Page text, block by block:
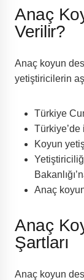
Anaç
Verilir?
Anaç koyun
yetiştiricilerin
Türkiye
Koyun
Anaç
Anaç
Şartları
Anaç koyun